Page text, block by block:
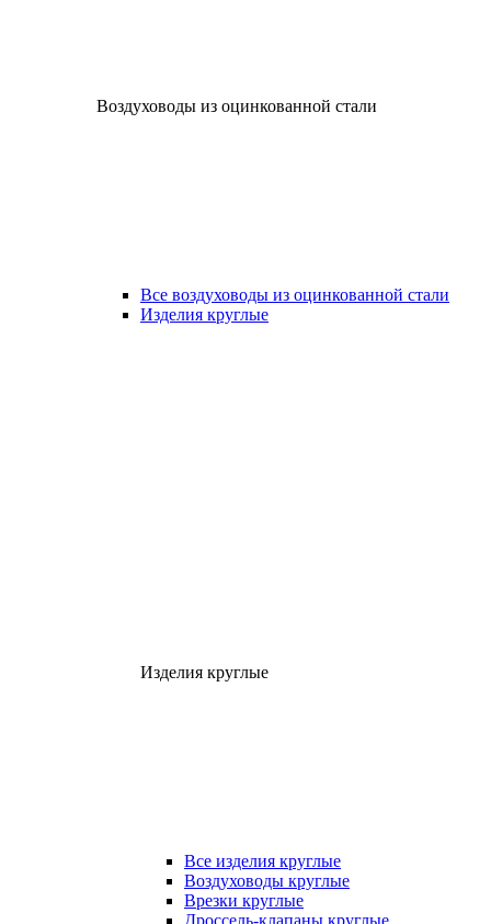
Воздуховоды из оцинкованной стали
Все воздуховоды из оцинкованной стали
Изделия круглые
Изделия круглые
Все изделия круглые
Воздуховоды круглые
Врезки круглые
Дроссель-клапаны круглые